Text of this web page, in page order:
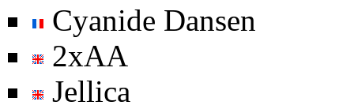
Cyanide Dansen
2xAA
Jellica